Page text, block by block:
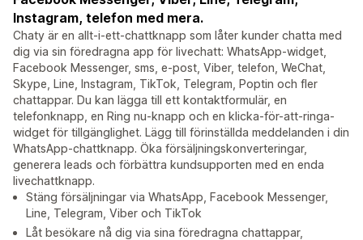
Instagram, telefon med mera.
Chaty är en allt-i-ett-chattknapp som låter kunder chatta med
dig via sin föredragna app för livechatt: WhatsApp-widget,
Facebook Messenger, sms, e-post, Viber, telefon, WeChat,
Skype, Line, Instagram, TikTok, Telegram, Poptin och fler
chattappar. Du kan lägga till ett kontaktformulär, en
telefonknapp, en Ring nu-knapp och en klicka-för-att-ringa-
widget för tillgänglighet. Lägg till förinställda meddelanden i din
WhatsApp-chattknapp. Öka försäljningskonverteringar,
generera leads och förbättra kundsupporten med en enda
livechattknapp.
Stäng försäljningar via WhatsApp, Facebook Messenger,
Line, Telegram, Viber och TikTok
Låt besökare nå dig via sina föredragna chattappar,